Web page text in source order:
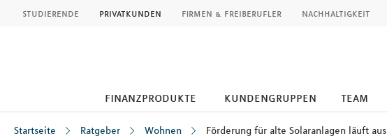
studierende privatkunden firmen & freiberufler nachhaltigkeit
finanzprodukte kundengruppen team
Startseite Ratgeber Wohnen Förderung für alte Solaranlagen läuft aus